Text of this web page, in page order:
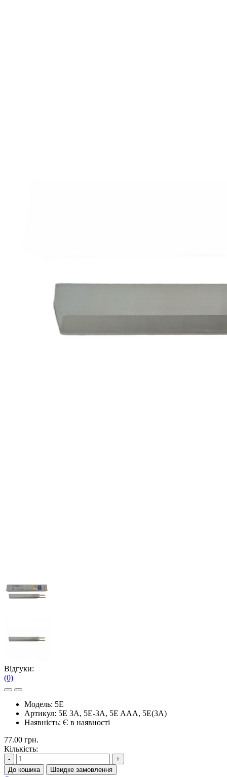
Відгуки:
(0)
Модель: 5E
Артикул: 5E 3A, 5E-3A, 5E AAA, 5E(3A)
Наявність: Є в наявності
77.00 грн.
Кількість:
-
+
До кошика
Швидке замовлення